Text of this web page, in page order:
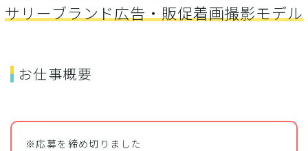
サリーブランド広告・販促着画撮影モデル
お仕事概要
※応募を締め切りました